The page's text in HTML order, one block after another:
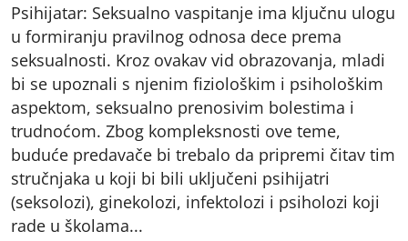
Psihijatar: Seksualno vaspitanje ima ključnu ulogu
u formiranju pravilnog odnosa dece prema
seksualnosti. Kroz ovakav vid obrazovanja, mladi
bi se upoznali s njenim fiziološkim i psihološkim
aspektom, seksualno prenosivim bolestima i
trudnoćom. Zbog kompleksnosti ove teme,
buduće predavače bi trebalo da pripremi čitav tim
stručnjaka u koji bi bili uključeni psihijatri
(seksolozi), ginekolozi, infektolozi i psiholozi koji
rade u školama...